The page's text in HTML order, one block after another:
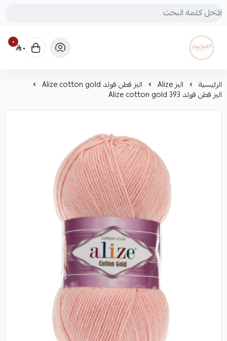
Cozy touch
٠ ٠
الرئيسية اليز Alize اليز قطن قولد Alize cotton gold
اليز قطن قولد Alize cotton gold 393